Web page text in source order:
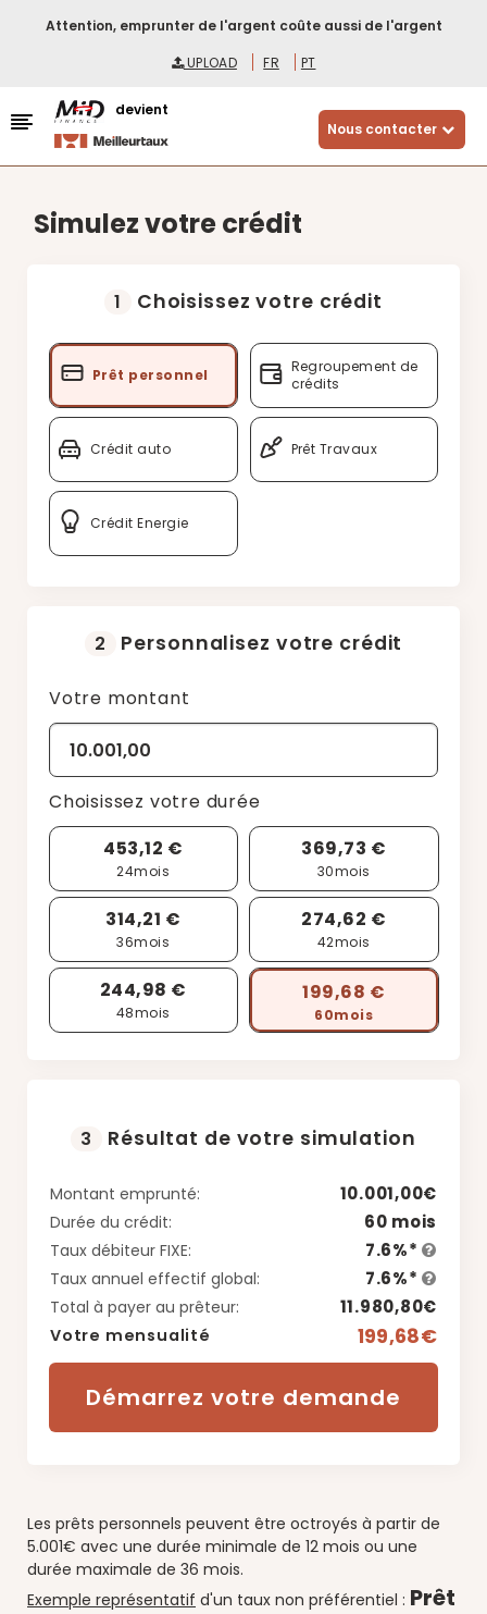
Attention, emprunter de l'argent coûte aussi de l'argent
UPLOAD
FR PT
devient
Nous contacter
Simulez votre crédit
1 Choisissez votre crédit
Prêt personnel
Regroupement de
crédits
Crédit auto Prêt Travaux
Crédit Energie
2 Personnalisez votre crédit
Votre montant
Choisissez votre durée
453,12 €
24mois
369,73 €
30mois
314,21 €
36mois
274,62 €
42mois
244,98 €
48mois
199,68 €
60mois
3 Résultat de votre simulation
Montant emprunté: 10.001,00€
Durée du crédit: 60 mois
Taux débiteur FIXE: 7.6%*
Taux annuel effectif global: 7.6%*
Total à payer au prêteur: 11.980,80€
Votre mensualité 199,68€
Démarrez votre demande
Les prêts personnels peuvent être octroyés à partir de
5.001€ avec une durée minimale de 12 mois ou une
durée maximale de 36 mois.
Exemple représentatif d'un taux non préférentiel : Prêt